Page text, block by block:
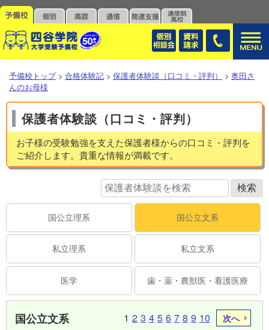
予備校トップ > 合格体験記 > 保護者体験談（口コミ・評判） > 奥田さ
んのお母様
保護者体験談（口コミ・評判）
お子様の受験勉強を支えた保護者様からの口コミ・評判を
ご紹介します。貴重な情報が満載です。
国公立理系 国公立文系
私立理系 私立文系
医学 歯・薬・農獣医・看護医療
国公立文系 1 2 3 4 5 6 7 8 9 10 次へ